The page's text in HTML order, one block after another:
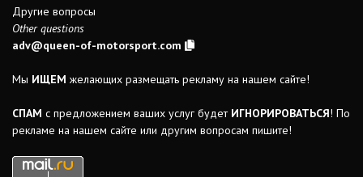
Другие вопросы
Other questions
adv@queen-of-motorsport.com
Мы ИЩЕМ желающих размещать рекламу на нашем сайте!
СПАМ с предложением ваших услуг будет ИГНОРИРОВАТЬСЯ! По
рекламе на нашем сайте или другим вопросам пишите!